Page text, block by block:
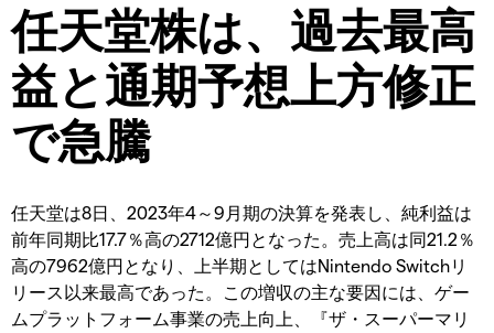
任天堂株は、過去最高
益と通期予想上方修正
で急騰
任天堂は8日、2023年4～9月期の決算を発表し、純利益は
前年同期比17.7％高の2712億円となった。売上高は同21.2％
高の7962億円となり、上半期としてはNintendo Switchリ
リース以来最高であった。この増収の主な要因には、ゲー
ムプラットフォーム事業の売上向上、『ザ・スーパーマリ